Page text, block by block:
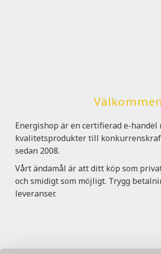
Energishop är en certifierad e-
kvalitetsprodukter till
sedan 2008.
Vårt ändamål är att ditt köp som
och smidigt som möjligt. Trygg
leveranser.